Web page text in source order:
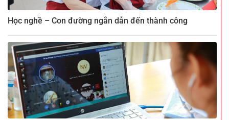
Học nghề – Con đường ngắn dẫn đến thành công